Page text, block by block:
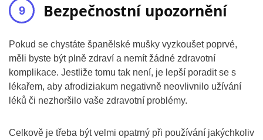
Bezpečnostní upozornění
Pokud se chystáte španělské mušky vyzkoušet poprvé,
měli byste být plně zdraví a nemít žádné zdravotní
komplikace. Jestliže tomu tak není, je lepší poradit se s
lékařem, aby afrodiziakum negativně neovlivnilo užívání
léků či nezhoršilo vaše zdravotní problémy.
Celkově je třeba být velmi opatrný při používání jakýchkoliv